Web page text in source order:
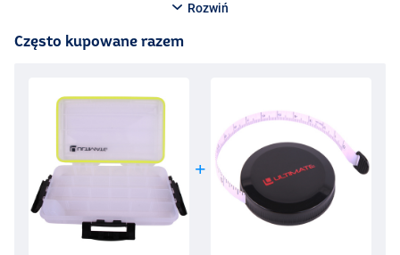
Rozwiń
Często kupowane razem